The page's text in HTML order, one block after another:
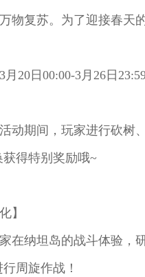
物复苏。为了迎接春天
20日00:00-3月26日
动期间，玩家进行砍树
得特别奖励哦~
】
在纳坦岛的战斗体验，
周旋作战！